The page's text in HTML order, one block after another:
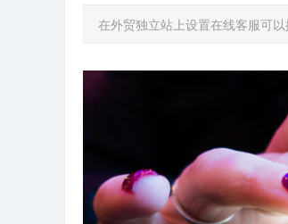
在外贸独立站上设置在线客服可